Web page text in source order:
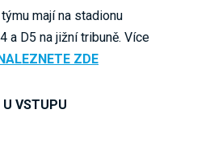
mají na stadionu
a D5 na jižní tribuně. Více
NALEZNETE ZDE
VSTUPU